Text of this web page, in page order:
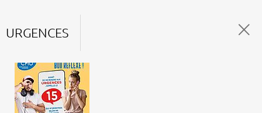
URGENCES